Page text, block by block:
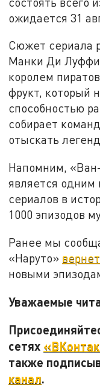
ожидается 31
Сюжет сериала
Манки Ди
королем
фрукт, который
способностью
собирает
отыскать
Напомним,
является
сериалов в
1000 эпизодов
Ранее мы
«Наруто»
новыми
Уважаемые
сетях
также
канал.